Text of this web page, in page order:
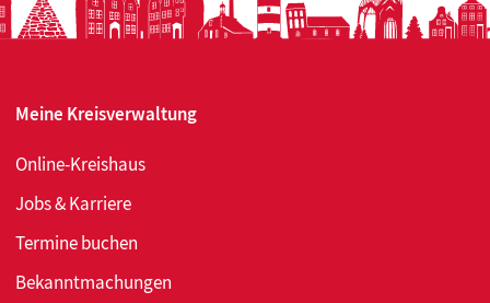
Meine Kreisverwaltung
Online-Kreishaus
Jobs & Karriere
Termine buchen
Bekanntmachungen